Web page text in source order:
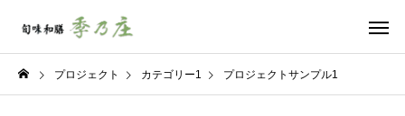
プロジェクト カテゴリー1 プロジェクトサンプル1